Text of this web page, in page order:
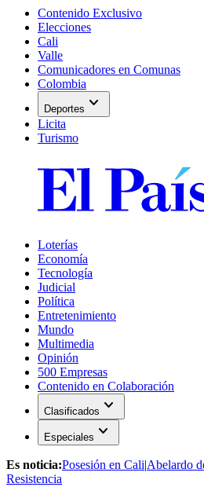
Contenido Exclusivo
Elecciones
Cali
Valle
Comunicadores en Comunas
Colombia
Deportes expand_more
Licita
Turismo
Loterías
Economía
Tecnología
Judicial
Política
Entretenimiento
Mundo
Multimedia
Opinión
500 Empresas
Contenido en Colaboración
Clasificados expand_more
Especiales expand_more
Es noticia:Posesión en Cali|Abelardo
Resistencia